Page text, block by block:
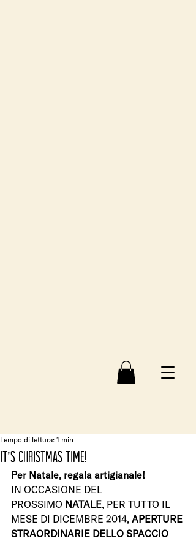
IT'S CHRISTMAS TIME!
Tempo di lettura: 1 min
Per Natale, regala artigianale!
IN OCCASIONE DEL
PROSSIMO NATALE, PER TUTTO IL
MESE DI DICEMBRE 2014, APERTURE
STRAORDINARIE DELLO SPACCIO